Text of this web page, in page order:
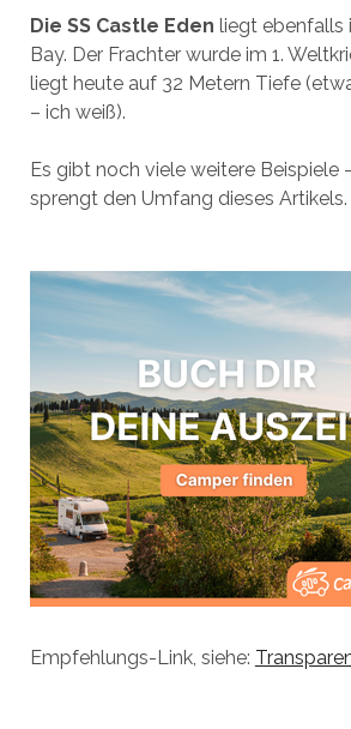
Die SS Castle Eden liegt ebenfalls
Bay. Der Frachter wurde im 1.
liegt heute auf 32 Metern Tiefe
– ich weiß).
Es gibt noch viele weitere Beispiele
sprengt den Umfang dieses Artikels.
Empfehlungs-Link, siehe: